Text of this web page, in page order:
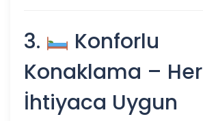
3.
Konforlu
Konaklama – Her
İhtiyaca Uygun